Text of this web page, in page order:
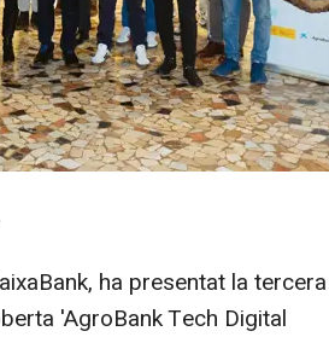
ha presentat la tercera
'AgroBank Tech Digital